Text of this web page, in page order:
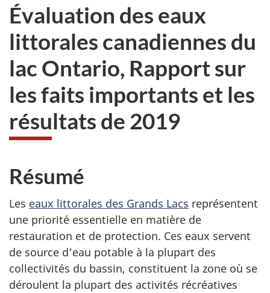
Évaluation des eaux
littorales canadiennes du
lac Ontario, Rapport sur
les faits importants et les
résultats de 2019
Résumé
Les eaux littorales des Grands Lacs représentent
une priorité essentielle en matière de
restauration et de protection. Ces eaux servent
de source d’eau potable à la plupart des
collectivités du bassin, constituent la zone où se
déroulent la plupart des activités récréatives